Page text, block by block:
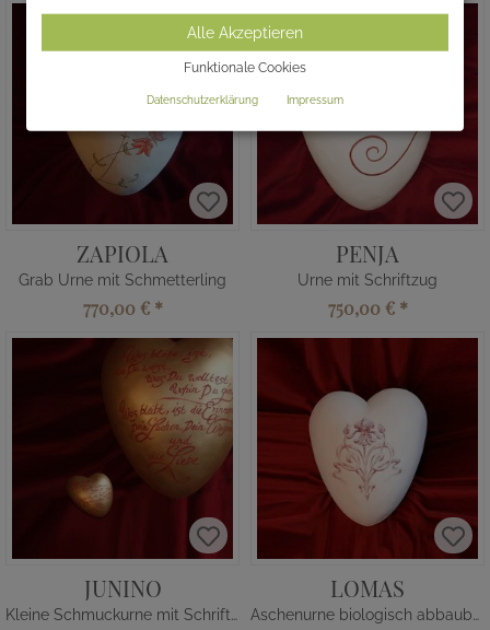
ZAPIOLA
Grab Urne mit Schmetterling
770,00 € *
PENJA
Urne mit Schriftzug
750,00 € *
JUNINO
Kleine Schmuckurne mit Schriftzug
LOMAS
Aschenurne biologisch abbaubar
Alle Akzeptieren
Funktionale Cookies
Datenschutzerklärung Impressum